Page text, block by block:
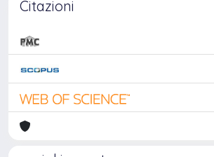
Citazioni